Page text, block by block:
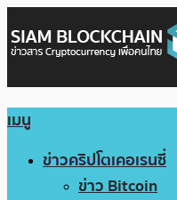
เมนู
ข่าวคริปโตเคอเรนซี่
ข่าว Bitcoin